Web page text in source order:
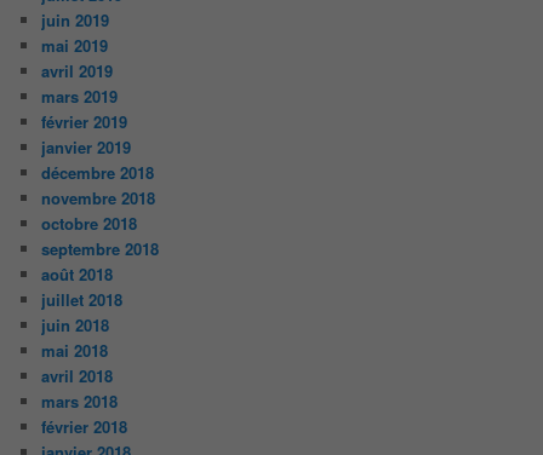
juin 2019
mai 2019
avril 2019
mars 2019
février 2019
janvier 2019
décembre 2018
novembre 2018
octobre 2018
septembre 2018
août 2018
juillet 2018
juin 2018
mai 2018
avril 2018
mars 2018
février 2018